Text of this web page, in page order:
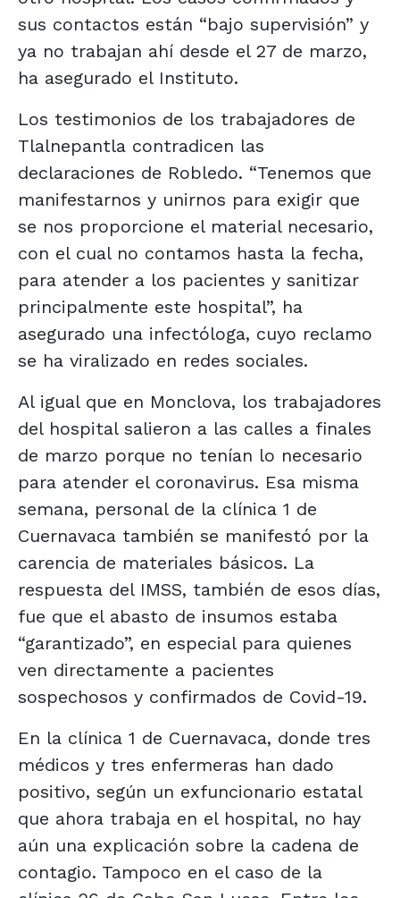
sus contactos están “bajo supervisión” y
ya no trabajan ahí desde el 27 de marzo,
ha asegurado el Instituto.
Los testimonios de los trabajadores de
Tlalnepantla contradicen las
declaraciones de Robledo. “Tenemos que
manifestarnos y unirnos para exigir que
se nos proporcione el material necesario,
con el cual no contamos hasta la fecha,
para atender a los pacientes y sanitizar
principalmente este hospital”, ha
asegurado una infectóloga, cuyo reclamo
se ha viralizado en redes sociales.
Al igual que en Monclova, los trabajadores
del hospital salieron a las calles a finales
de marzo porque no tenían lo necesario
para atender el coronavirus. Esa misma
semana, personal de la clínica 1 de
Cuernavaca también se manifestó por la
carencia de materiales básicos. La
respuesta del IMSS, también de esos días,
fue que el abasto de insumos estaba
“garantizado”, en especial para quienes
ven directamente a pacientes
sospechosos y confirmados de Covid-19.
En la clínica 1 de Cuernavaca, donde tres
médicos y tres enfermeras han dado
positivo, según un exfuncionario estatal
que ahora trabaja en el hospital, no hay
aún una explicación sobre la cadena de
contagio. Tampoco en el caso de la